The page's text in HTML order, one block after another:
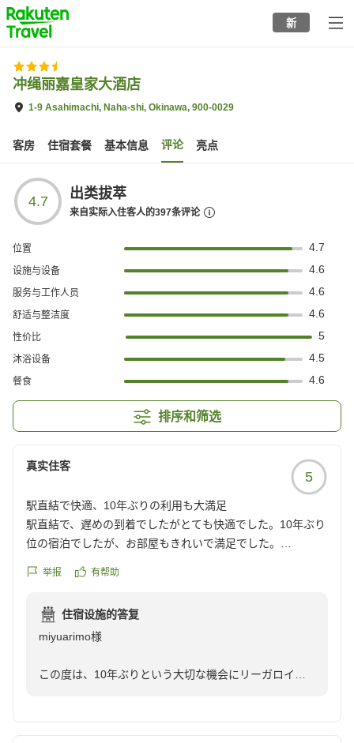
to
top
page
新
冲绳丽嘉皇家大酒店
1-9 Asahimachi, Naha-shi, Okinawa, 900-0029
客房 住宿套餐 基本信息 评论 亮点
4.7 出类拔萃
来自实际入住客人的397条评论
位置 4.7
设施与设备 4.6
服务与工作人员 4.6
舒适与整洁度 4.6
性价比 5
沐浴设备 4.5
餐食 4.6
排序和筛选
真实住客
5
駅直結で快適、10年ぶりの利用も大満足
駅直結で、遅めの到着でしたがとても快適でした。10年ぶり
位の宿泊でしたが、お部屋もきれいで満足でした。
https://review.travel.rakuten.co.jp/hotel/voice/136808?
举报 有帮助
住宿设施的答复
miyuarimo様
この度は、10年ぶりという大切な機会にリーガロイヤ